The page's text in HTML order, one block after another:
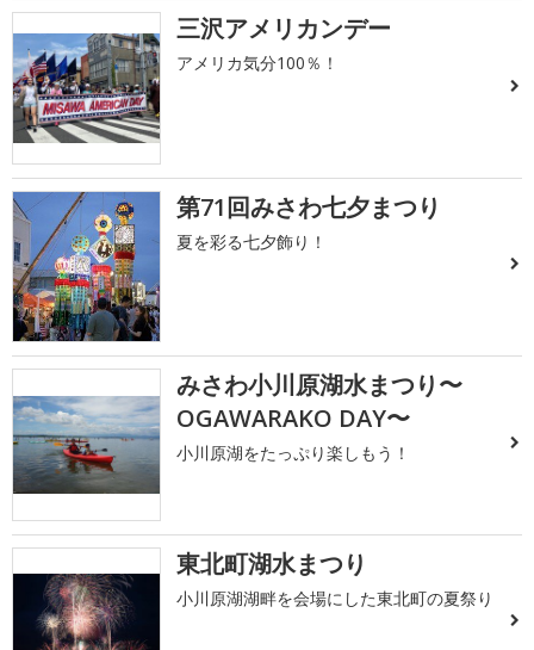
三沢アメリカンデー
アメリカ気分100％！
第71回みさわ七夕まつり
夏を彩る七夕飾り！
みさわ小川原湖水まつり〜
OGAWARAKO DAY〜
小川原湖をたっぷり楽しもう！
東北町湖水まつり
小川原湖湖畔を会場にした東北町の夏祭り